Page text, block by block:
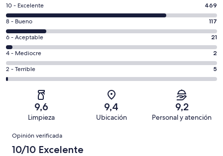
Evaluación:
10
-
Excelente.
469
de
614
opiniones
10 - Excelente 469
Evaluación:
8
-
Bueno.
117
de
opiniones
8 - Bueno 117
Evaluación:
6
-
Aceptable.
21
opiniones
6 - Aceptable 21
Evaluación:
4
-
4 - Mediocre 2
Evaluación:
2
614
2 - Terrible 5
9,6
Limpieza
9,4
Ubicación
9,2
Personal y atención
Opiniones
Opinión verificada
10/10 Excelente